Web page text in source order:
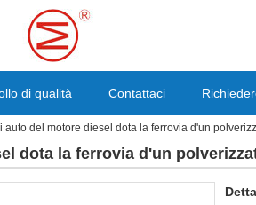
di qualità Contattaci
auto del motore diesel dota la ferrovia d'un
dota la ferrovia d'un